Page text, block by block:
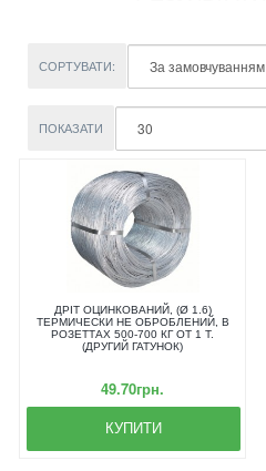
СОРТУВАТИ:
ПОКАЗАТИ
ДРІТ ОЦИНКОВАНИЙ, (Ø 1.6)
ТЕРМИЧЕСКИ НЕ ОБРОБЛЕНИЙ, В
РОЗЕТТАХ 500-700 КГ ОТ 1 Т.
(ДРУГИЙ ГАТУНОК)
49.70грн.
КУПИТИ